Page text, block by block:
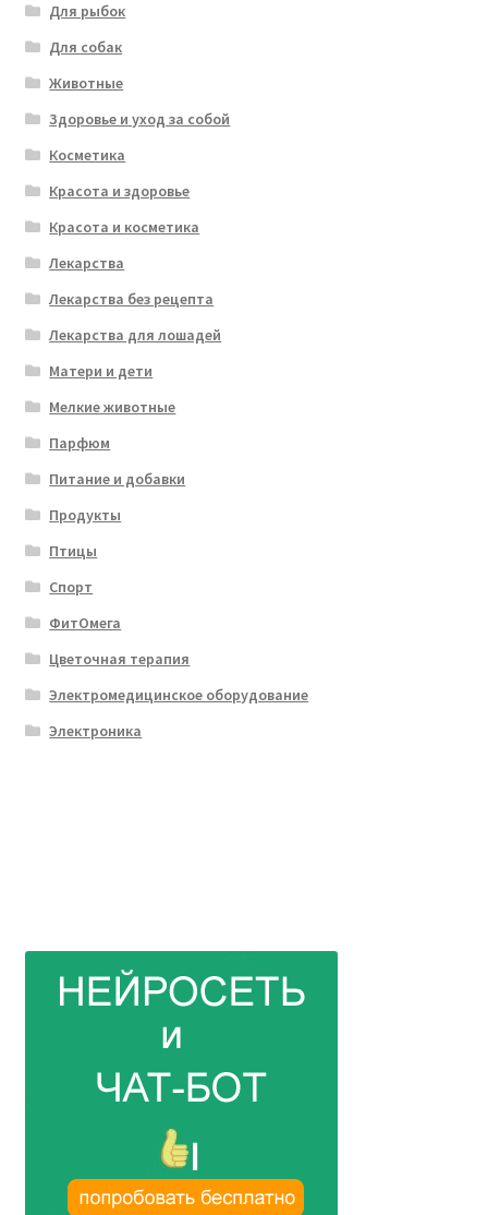
Для рыбок
Для собак
Животные
Здоровье и уход за собой
Косметика
Красота и здоровье
Красота и косметика
Лекарства
Лекарства без рецепта
Лекарства для лошадей
Матери и дети
Мелкие животные
Парфюм
Питание и добавки
Продукты
Птицы
Спорт
ФитОмега
Цветочная терапия
Электромедицинское оборудование
Электроника